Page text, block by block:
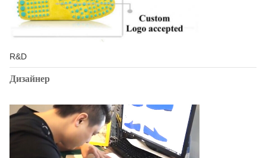
R&D
Дизайнер